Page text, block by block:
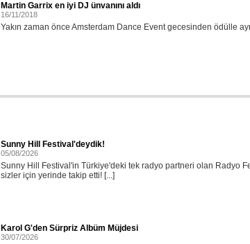
Martin Garrix en iyi DJ ünvanını aldı
16/11/2018
Yakın zaman önce Amsterdam Dance Event gecesinden ödülle
Sunny Hill Festival'deydik!
05/08/2026
Sunny Hill Festival'in Türkiye'deki tek radyo partneri olan Radyo
sizler için yerinde takip etti! [...]
Karol G'den Sürpriz Albüm Müjdesi
30/07/2026